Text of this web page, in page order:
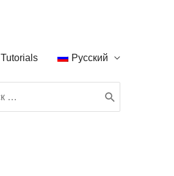
Tutorials Русский